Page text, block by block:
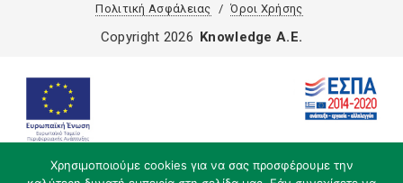
Πολιτική Ασφάλειας Όροι Χρήσης
Χρησιμοποιούμε cookies για να σας προσφέρουμε την
Copyright 2026 Knowledge A.E.